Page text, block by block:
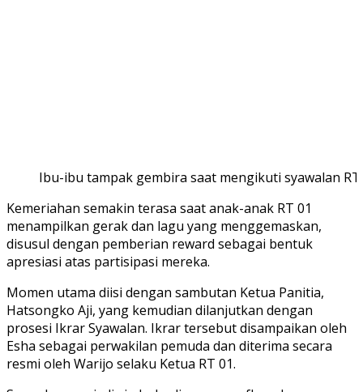
Ibu-ibu tampak gembira saat mengikuti syawalan
Kemeriahan semakin terasa saat anak-anak RT 01
menampilkan gerak dan lagu yang menggemaskan,
disusul dengan pemberian reward sebagai bentuk
apresiasi atas partisipasi mereka.
Momen utama diisi dengan sambutan Ketua Panitia,
Hatsongko Aji, yang kemudian dilanjutkan dengan
prosesi Ikrar Syawalan. Ikrar tersebut disampaikan oleh
Esha sebagai perwakilan pemuda dan diterima secara
resmi oleh Warijo selaku Ketua RT 01.